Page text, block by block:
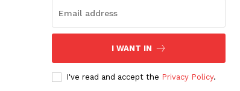
I WANT IN
I've read and accept the Privacy Policy.